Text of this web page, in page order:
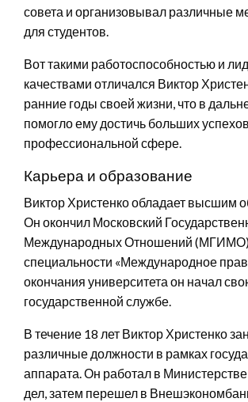
совета и организовывал различные
для студентов.
Вот такими работоспособностью и
качествами отличался Виктор
ранние годы своей жизни, что в
помогло ему достичь больших
профессиональной сфере.
Карьера и образование
Виктор Христенко обладает высшим
Он окончил Московский
Международных Отношений
специальности «Международное
окончания университета он начал
государственной службе.
В течение 18 лет Виктор Христенко
различные должности в рамках
аппарата. Он работал в
дел, затем перешел в